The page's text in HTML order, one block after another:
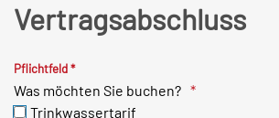
Vertragsabschluss
Pflichtfeld *
Was möchten Sie buchen?
Trinkwassertarif